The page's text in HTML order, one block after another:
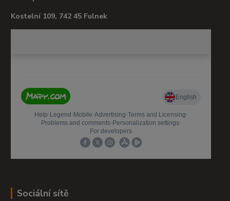
Kostelní 109, 742 45 Fulnek
Sociální sítě